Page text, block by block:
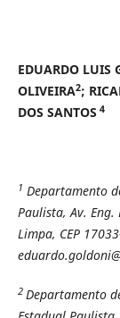
EDUARDO LUIS
OLIVEIRA2;
DOS SANTOS 4
1 Departamento
Paulista, Av.
Limpa, CEP
2 Departamento